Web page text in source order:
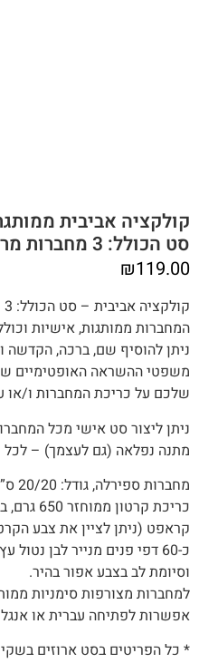
קולקציה אביבית
סט הכולל: 3 מחברות מרובעות וסימניות תואמות
₪119.00
קולקציה אביבית – סט הכולל: 3 מחברות מרובעות, בעיצוב בוטני.
המחברות ממותגות, אישיות
‬שלכם על כריכת המחברות ו/או
ניתן ליצור סט אישי מכל
מתנה‭ ‬נפלאה (‬גם‭ ‬לעצמך) – לכל מטרה ואירוע…
מחברות ספירלה, גודל: 20/20 ס”מ (ריבועי).
כריכת
קראפט (ניתן לציין את צבע
וסיומת לב בצבע אפור בהיר.
למחברות מצורפות סימניות ממותגות
אפשרות‭ ‬לפתיחה‭ ‬עברית‭ ‬או‭ ‬אנגלית.
* כל הפריטים בסט ארוזים